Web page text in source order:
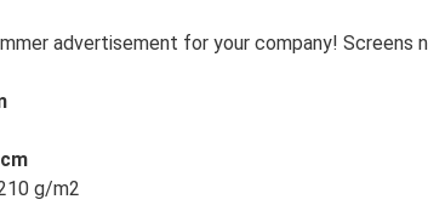
advertisement for your company!
g/m2